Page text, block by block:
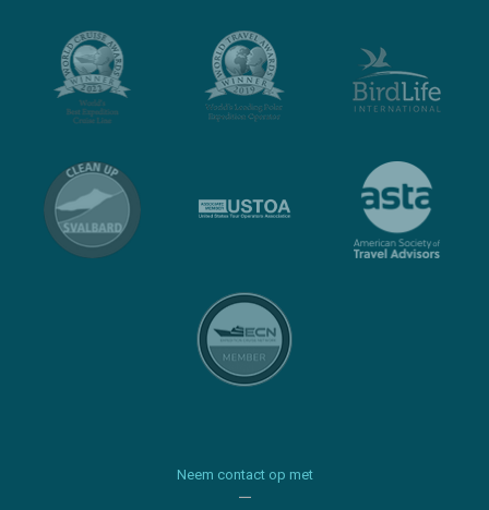
Neem contact op met